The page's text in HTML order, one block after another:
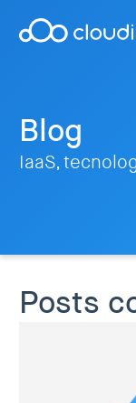
Blog
IaaS,
Posts